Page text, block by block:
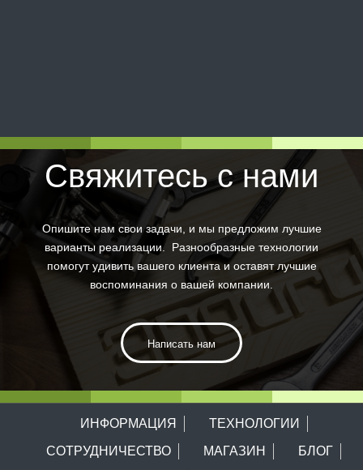
Свяжитесь с нами
Опишите нам свои задачи, и мы предложим лучшие
варианты реализации. Разнообразные технологии
помогут удивить вашего клиента и оставят лучшие
воспоминания о вашей компании.
Написать нам
ИНФОРМАЦИЯ
ТЕХНОЛОГИИ
СОТРУДНИЧЕСТВО
МАГАЗИН
БЛОГ